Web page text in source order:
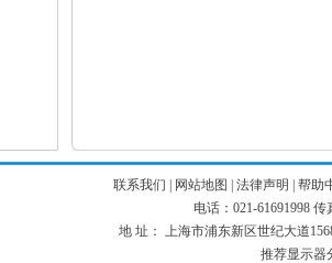
联系我们 网站地图 法律声明
帮助
电话：021-61691998 传
地 址： 上海市浦东新区世纪大道
推荐显示器